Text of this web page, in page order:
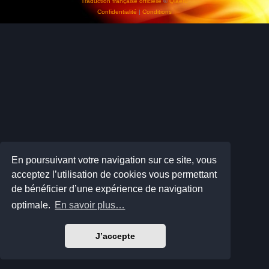
En poursuivant votre navigation sur ce site, vous
acceptez l’utilisation de cookies vous permettant
de bénéficier d’une expérience de navigation
optimale. En savoir plus…
J’accepte
Confidentialité | Conditions